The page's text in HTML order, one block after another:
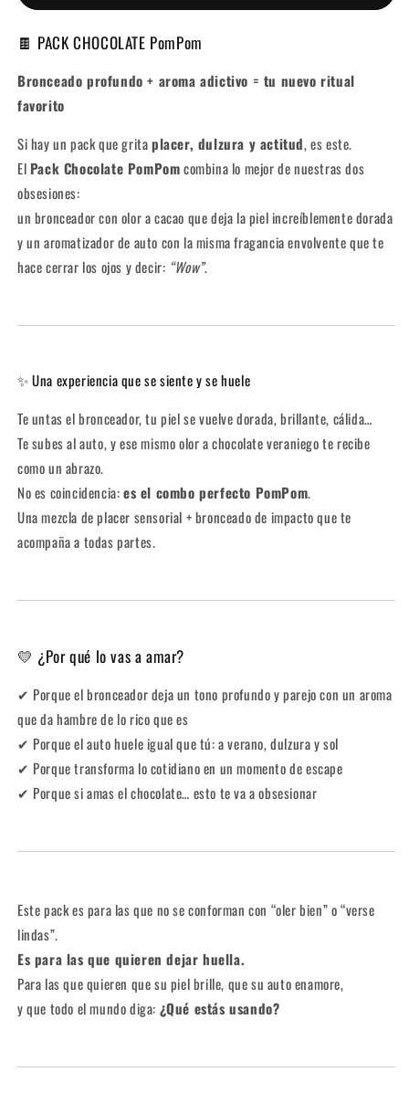
AromatizadorAromatizador
🍫 PACK CHOCOLATE PomPom
Bronceado profundo + aroma adictivo = tu nuevo ritual
favorito
Si hay un pack que gritaplacer, dulzura y actitud, es este.
El Pack Chocolate PomPomcombina lo mejor de nuestras dos
obsesiones:
un bronceador con olor a cacao que deja la piel increíblemente dorada
y un aromatizador de auto con la misma fragancia envolvente que te
hace cerrar los ojos y decir: “Wow”.
✨ Una experiencia que se siente y se huele
Te untas el bronceador, tu piel se vuelve dorada, brillante, cálida…
Te subes al auto, y ese mismo olor a chocolate veraniego te recibe
como un abrazo.
No es coincidencia:es el combo perfecto PomPom.
Una mezcla de placer sensorial + bronceado de impacto que te
acompaña a todas partes.
💛 ¿Por qué lo vas a amar?
✔ Porque el bronceador deja un tono profundo y parejo con un aroma
que da hambre de lo rico que es
✔ Porque el auto huele igual que tú: a verano, dulzura y sol
✔ Porque transforma lo cotidiano en un momento de escape
✔ Porque si amas el chocolate… esto te va a obsesionar
Este pack es para las que no se conforman con “oler bien” o “verse
lindas”.
Es para las que quieren dejar huella.
Para las que quieren que su piel brille, que su auto enamore,
y que todo el mundo diga: ¿Qué estás usando?